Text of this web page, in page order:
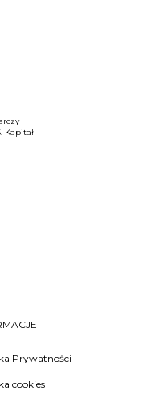
Kapitał
Prywatności
cookies